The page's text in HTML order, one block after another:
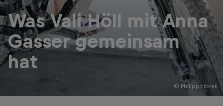
© Philipp Horak
Was Vali Höll mit Anna
Gasser gemeinsam
hat